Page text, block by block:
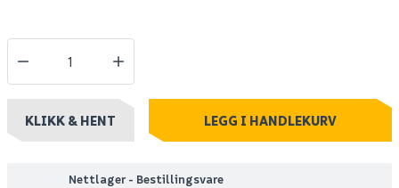
KLIKK & HENT LEGG I HANDLEKURV
Nettlager - Bestillingsvare